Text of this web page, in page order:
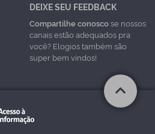
DEIXE SEU FEEDBACK
Compartilhe conoscose nossos
canais estão adequados pra
você? Elogios também são
super bem vindos!